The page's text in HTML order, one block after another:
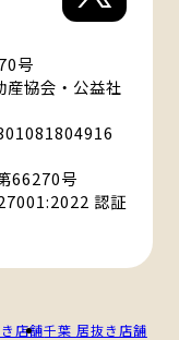
号
産協会・公益社
66270号
認証
店舗千葉 居抜き店舗